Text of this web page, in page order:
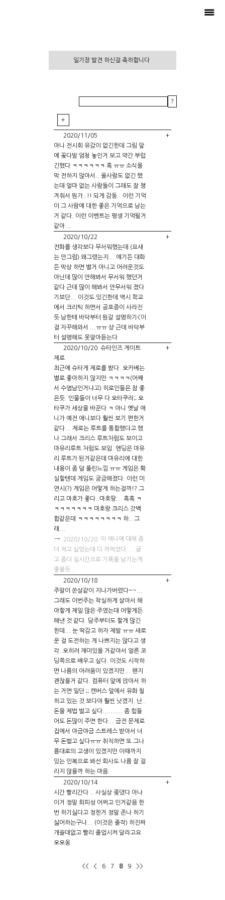
일기장 발견 하신걸 축하합니다
?
+
력
비밀글
2020/11/05
아니 전시회 유감이 없긴한데 그림 앞
에 꽃다발 엄청 놓인거 보고 약간 부럽
긴했다 ㅋㅋㅋㅋㅋㅋ 흑 ㅠㅠ 소식을
막 전하지 않아서.. 올사람도 없긴 했
는데 얼마 없는 사람들이 그래도 잘 챙
겨줘서 뭔가..!! 되게 감동.. 이런 기억
이 그 사람에 대한 좋은 기억으로 남는
거 같다. 이런 이벤트는 평생 기억될거
같아...
+
2020/10/22
전화를 생각보다 무서워했는데 (요새
는 안그럼) 왜그랬는지... 얘기든 대화
든 막상 하면 별거 아니고 어려운것도
아닌데 많이 안해봐서 무서워 했던거
같다 근데 많이 해봐서 안무서워 졌다
기보단... 이것도 있긴한데 역시 학교
에서 크리틱 하면서 공포증이 사라진
듯 남한테 바닥부터 뭔갈 설명하기<이
걸 자꾸해와서 ...ㅠㅠ 샹 근데 바닥부
터 설명해도 못알아듣는다
+
2020/10/20 슈타인즈 게이트
제로
최근에 슈타게 제로를 봤다. 오카베는
별로 좋아하지 않지만 ㅋㅋㅋㅋ(어째
서 수염남인거냐고) 히로인들은 참 좋
은듯. 인물들이 너무 다 오타쿠라;; 오
타쿠가 세상을 바꾼다 ㅋ 아니 옛날 애
니가 예전 애니보다 훨씬 보기 편한거
같다... 제로는 루트를 통합했다고 했
나 그래서 크리스 루트처럼도 보이고
마유리루트 처럼도 보임. 엔딩은 마유
리 루트가 된거같은데 마유리에 대한
내용이 좀 덜 풀린느낌 ㅠㅠ 게임은 확
실할텐데 게임도 궁금해졌다. 이런 미
연시(?) 게임은 어떻게 하는걸까!? 그
리고 마호가 좋다..마호땅... 흑흑 ㅋ
ㅋㅋㅋㅋㅋㅋㅋ 마호랑 크리스 갓백
합같은데 ㅋㅋㅋㅋㅋㅋㅋㅋ 하.. 그
래...
+
→ 2020/10/20 이 애니에 대해 좀
더 적고 싶었는데 다 까먹었다.... 글
고 좀더 실시간으로 기록을 남기는게
좋을듯 ...
2020/10/18
주말이 쏜살같이 지나가버렸다~~...
그래도 이번주는 착실하게 살아서 해
야할게 제일 많은 주였는데 어떻게든
해낸 것 같다. 담주부터도 할게 많긴
한데... 눈 딱감고 하자 제발 ㅠㅠ 새로
운 걸 도전하는 게 나쁘지는 않다고 생
각. 오히려 재미있을 거같아서 얼른 코
딩쪽으로 배우고 싶다. 이것도 시작하
면 나름의 어려움이 있겠지만... 왠지
괜찮을거 같다. 컴퓨터 앞에 앉아서 하
는 거면 일단 ;; 캔버스 앞에서 유화 칠
하고 있는 것 보다야 훨씬 낫겠지. 난..
돈을 제법 벌고 싶다.......... 좀 힘들
어도 돈많이 주면 한다... 금전 문제로
집에서 야금야금 스트레스 받아서 너
무 돈벌고 싶다ㅠㅠ 취직하면 또 그나
름대로의 고생이 있겠지만 이때까지
있는 인복으로 봐선 회사도 나름 잘 걸
리지 않을까 하는 마음.
+
2020/10/14
시간 빨리간다 .. 사실상 좆댔다 아나
이거 정말 회피성 어쩌고 인거같음 한
번 하기싫다고 정한거 정말 존나 하기
싫어하는구나... (이것은 졸작) 하진짜
개쓸데없고 빨리 졸업시켜 달라고요
오오옹
+
6 7 8 9